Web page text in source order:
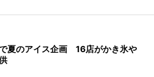
夏のアイス企画 16店がかき氷や